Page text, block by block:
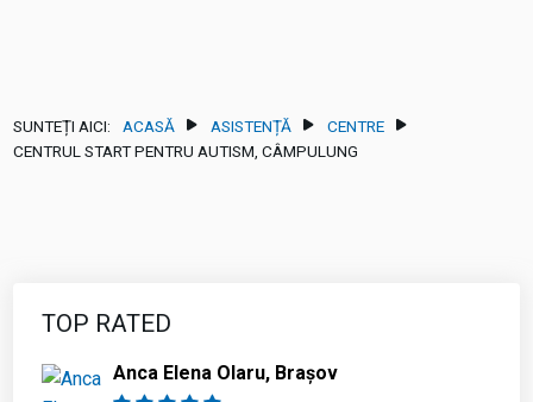
SUNTEȚI AICI: ACASĂ ASISTENȚĂ
CENTRE
CENTRUL START PENTRU AUTISM, CÂMPULUNG
TOP RATED
Anca Elena Olaru, Brașov